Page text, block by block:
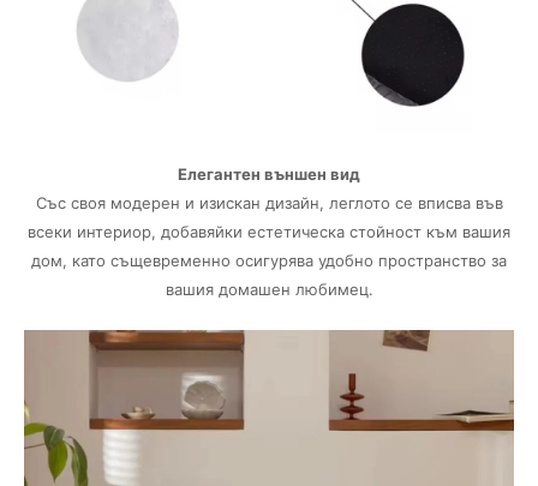
Елегантен външен вид
Със своя модерен и изискан дизайн, леглото се вписва във
всеки интериор, добавяйки естетическа стойност към вашия
дом, като същевременно осигурява удобно пространство за
вашия домашен любимец.